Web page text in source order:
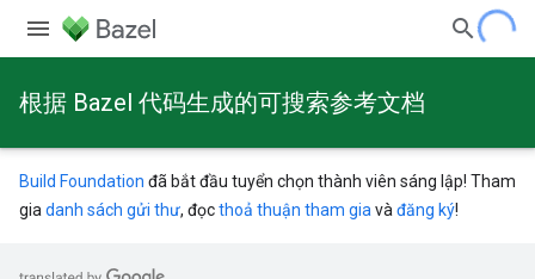
根据 Bazel 代码生成的可搜索参考文档
Build Foundation đã bắt đầu tuyển chọn thành viên sáng lập! Tham
gia danh sách gửi thư, đọcthoả thuận tham gia và đăng ký!